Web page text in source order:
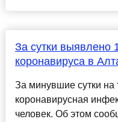
За сутки выявлено
коронавируса в
За минувшие сутки на
коронавирусная
человек. Об этом